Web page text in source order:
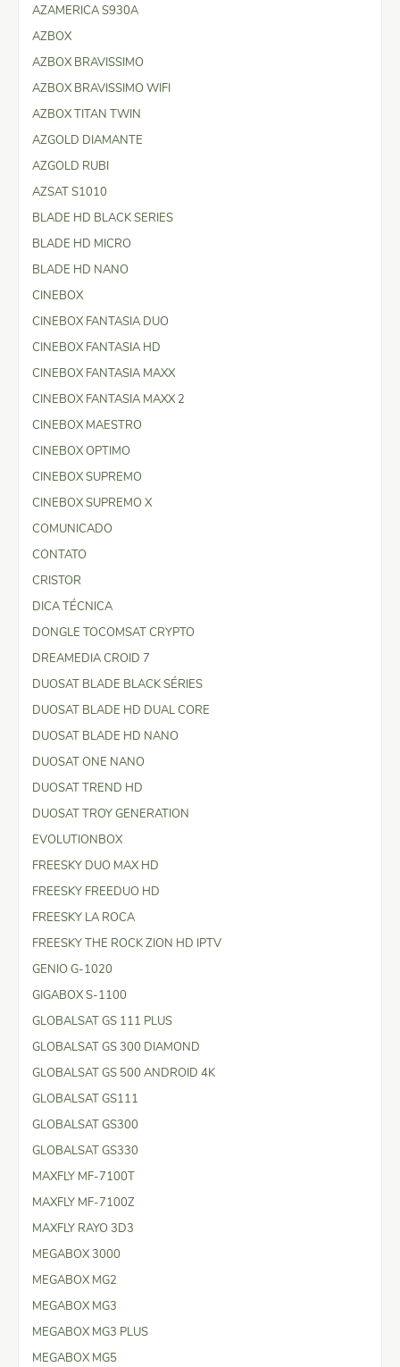
AZAMERICA S930A
AZBOX
AZBOX BRAVISSIMO
AZBOX BRAVISSIMO WIFI
AZBOX TITAN TWIN
AZGOLD DIAMANTE
AZGOLD RUBI
AZSAT S1010
BLADE HD BLACK SERIES
BLADE HD MICRO
BLADE HD NANO
CINEBOX
CINEBOX FANTASIA DUO
CINEBOX FANTASIA HD
CINEBOX FANTASIA MAXX
CINEBOX FANTASIA MAXX 2
CINEBOX MAESTRO
CINEBOX OPTIMO
CINEBOX SUPREMO
CINEBOX SUPREMO X
COMUNICADO
CONTATO
CRISTOR
DICA TÉCNICA
DONGLE TOCOMSAT CRYPTO
DREAMEDIA CROID 7
DUOSAT BLADE BLACK SÉRIES
DUOSAT BLADE HD DUAL CORE
DUOSAT BLADE HD NANO
DUOSAT ONE NANO
DUOSAT TREND HD
DUOSAT TROY GENERATION
EVOLUTIONBOX
FREESKY DUO MAX HD
FREESKY FREEDUO HD
FREESKY LA ROCA
FREESKY THE ROCK ZION HD IPTV
GENIO G-1020
GIGABOX S-1100
GLOBALSAT GS 111 PLUS
GLOBALSAT GS 300 DIAMOND
GLOBALSAT GS 500 ANDROID 4K
GLOBALSAT GS111
GLOBALSAT GS300
GLOBALSAT GS330
MAXFLY MF-7100T
MAXFLY MF-7100Z
MAXFLY RAYO 3D3
MEGABOX 3000
MEGABOX MG2
MEGABOX MG3
MEGABOX MG3 PLUS
MEGABOX MG5